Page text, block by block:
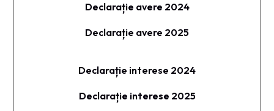
Declarație avere 2024
Declarație avere 2025
Declarație interese 2024
Declarație interese 2025